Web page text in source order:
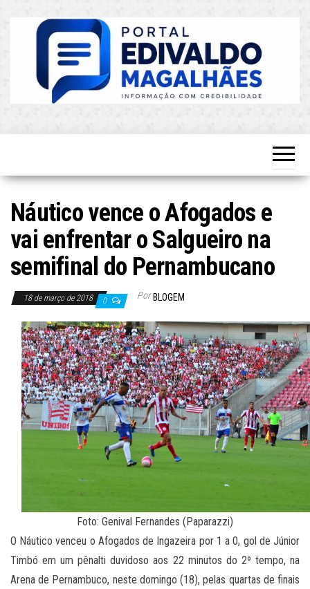
Atualizado!
Náutico vence o Afogados e
vai enfrentar o Salgueiro na
semifinal do Pernambucano
18 de março de 2018 0 Por BLOGEM
Foto: Genival Fernandes (Paparazzi)
O Náutico venceu o Afogados de Ingazeira por 1 a 0, gol de Júnior
Timbó em um pênalti duvidoso aos 22 minutos do 2º tempo, na
Arena de Pernambuco, neste domingo (18), pelas quartas de finais